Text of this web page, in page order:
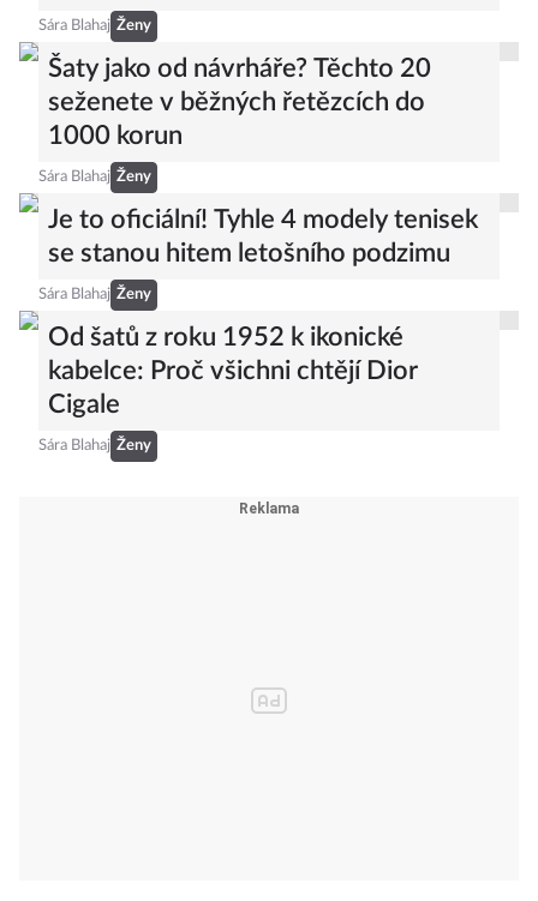
Sára Blahaj Ženy
Šaty jako od návrháře? Těchto 20
seženete v běžných řetězcích do
1000 korun
Sára Blahaj Ženy
Je to oficiální! Tyhle 4 modely tenisek
se stanou hitem letošního podzimu
Sára Blahaj Ženy
Od šatů z roku 1952 k ikonické
kabelce: Proč všichni chtějí Dior
Cigale
Sára Blahaj Ženy